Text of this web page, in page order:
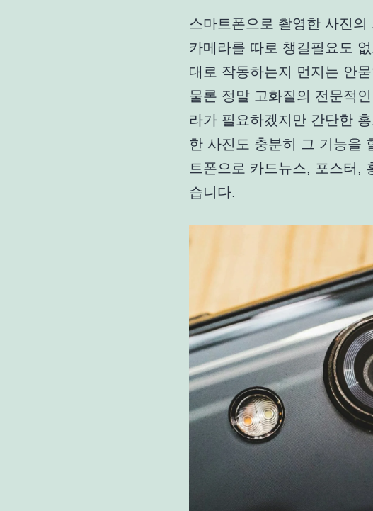
스마트폰으로 촬영한 사진
카메라를 따로 챙길필요도
대로 작동하는지 먼지는 안
물론 정말 고화질의 전문적
라가 필요하겠지만 간단한
한 사진도 충분히 그 기능을
트폰으로 카드뉴스, 포스터,
습니다.